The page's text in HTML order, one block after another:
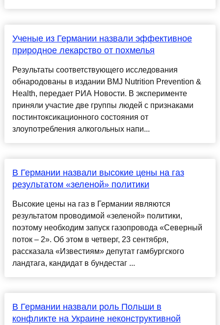
Ученые из Германии назвали эффективное
природное лекарство от похмелья
Результаты соответствующего исследования
обнародованы в издании BMJ Nutrition Prevention &
Health, передает РИА Новости. В эксперименте
приняли участие две группы людей с признаками
постинтоксикационного состояния от
злоупотребления алкогольных напи...
В Германии назвали высокие цены на газ
результатом «зеленой» политики
Высокие цены на газ в Германии являются
результатом проводимой «зеленой» политики,
поэтому необходим запуск газопровода «Северный
поток – 2». Об этом в четверг, 23 сентября,
рассказала «Известиям» депутат гамбургского
ландтага, кандидат в бундестаг ...
В Германии назвали роль Польши в
конфликте на Украине неконструктивной